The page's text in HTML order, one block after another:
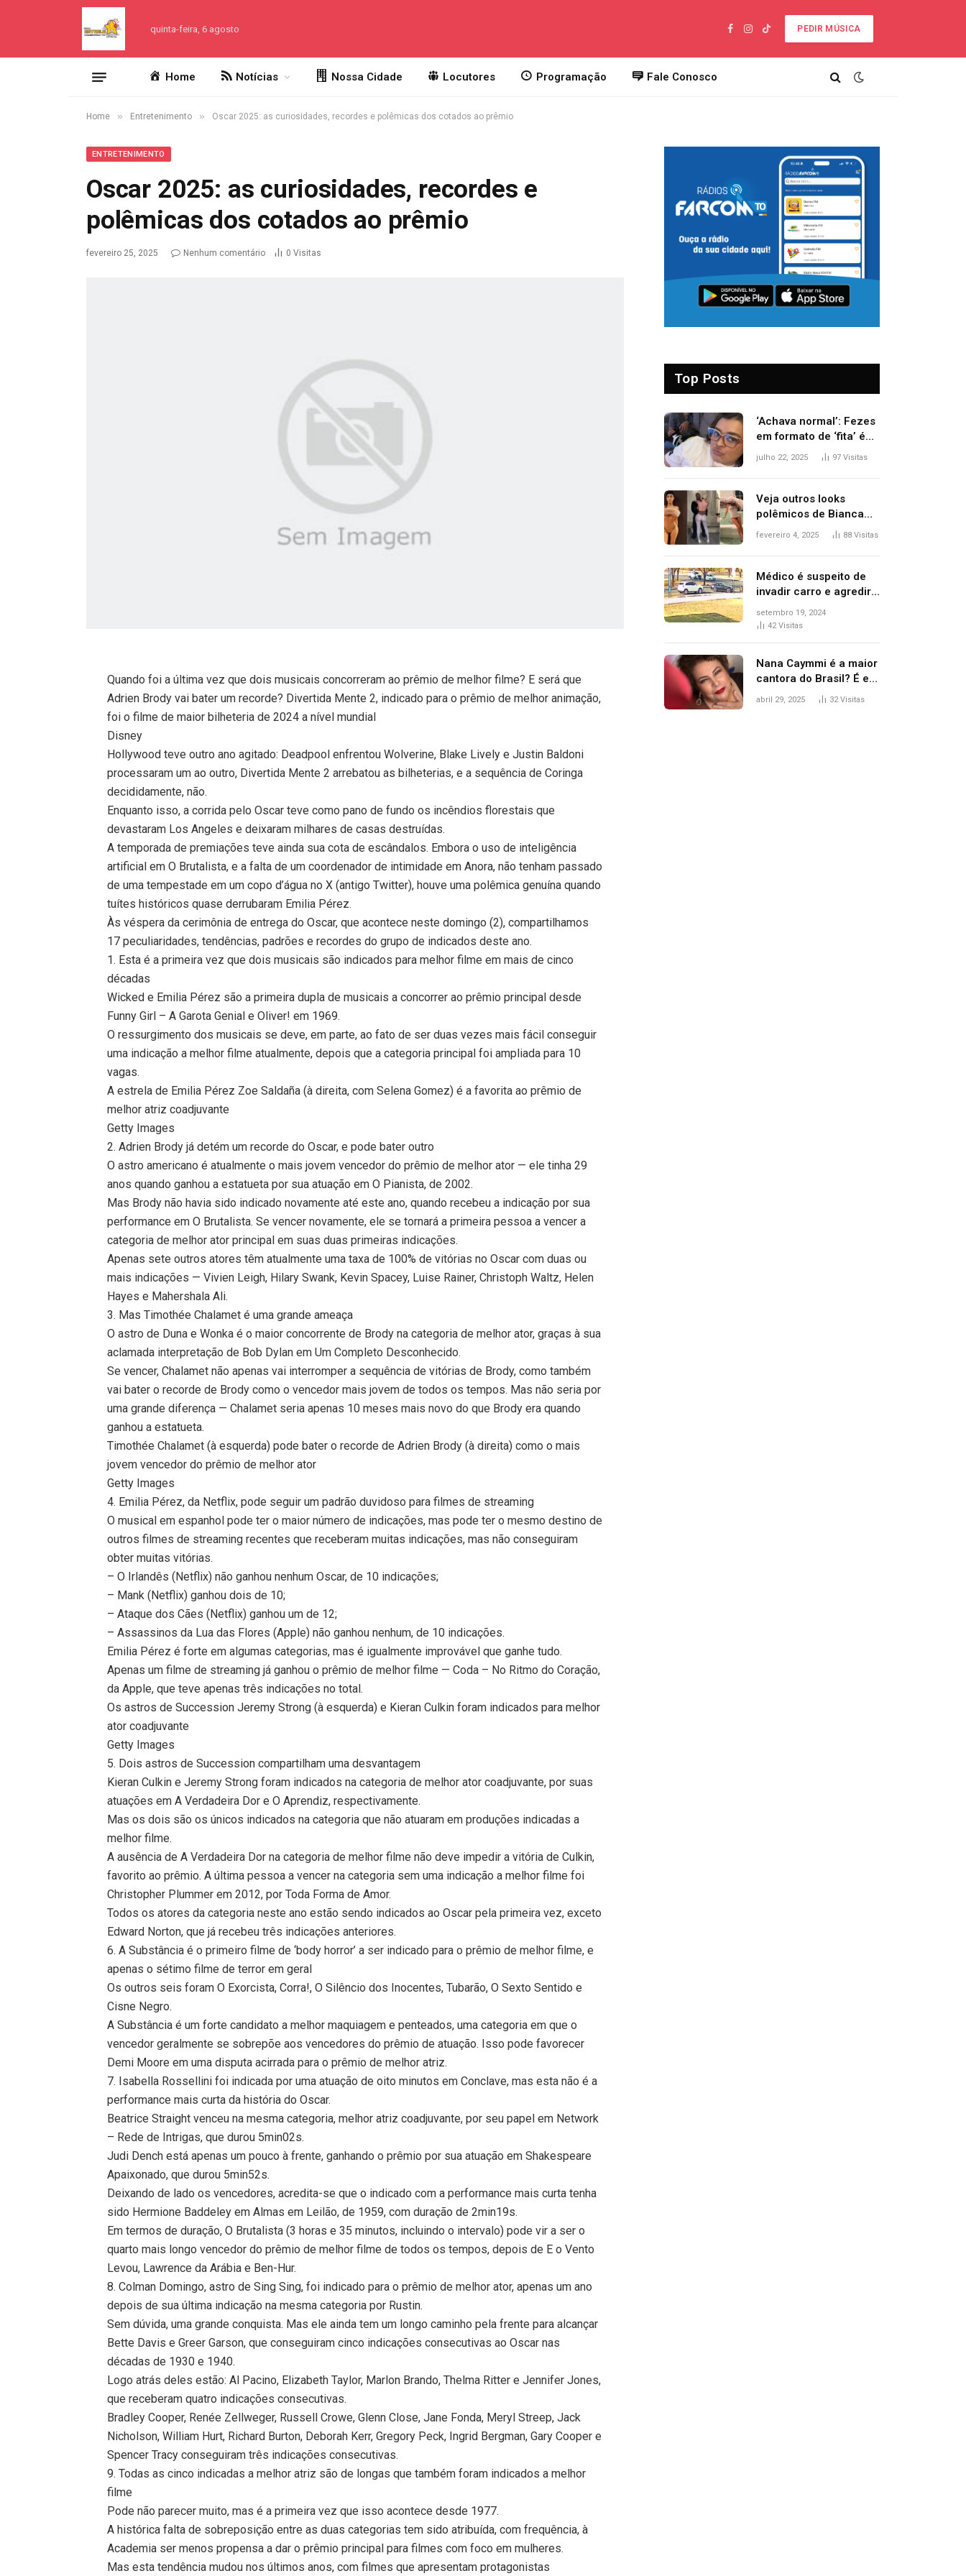
quinta-feira, 6 agosto
Facebook
Instagram
TikTok
PEDIR MÚSICA
Home Notícias Nossa Cidade Locutores Programação Fale Conosco
Home » Entretenimento » Oscar 2025: as curiosidades, recordes e polêmicas dos cotados ao prêmio
ENTRETENIMENTO
Oscar 2025: as curiosidades, recordes e
polêmicas dos cotados ao prêmio
fevereiro 25, 2025 Nenhum comentário 0 Visitas
Quando foi a última vez que dois musicais concorreram ao prêmio de melhor filme? E será que
Adrien Brody vai bater um recorde? Divertida Mente 2, indicado para o prêmio de melhor animação,
foi o filme de maior bilheteria de 2024 a nível mundial
Disney
Hollywood teve outro ano agitado: Deadpool enfrentou Wolverine, Blake Lively e Justin Baldoni
processaram um ao outro, Divertida Mente 2 arrebatou as bilheterias, e a sequência de Coringa
decididamente, não.
Enquanto isso, a corrida pelo Oscar teve como pano de fundo os incêndios florestais que
devastaram Los Angeles e deixaram milhares de casas destruídas.
A temporada de premiações teve ainda sua cota de escândalos. Embora o uso de inteligência
artificial em O Brutalista, e a falta de um coordenador de intimidade em Anora, não tenham passado
de uma tempestade em um copo d’água no X (antigo Twitter), houve uma polêmica genuína quando
tuítes históricos quase derrubaram Emilia Pérez.
Às véspera da cerimônia de entrega do Oscar, que acontece neste domingo (2), compartilhamos
17 peculiaridades, tendências, padrões e recordes do grupo de indicados deste ano.
1. Esta é a primeira vez que dois musicais são indicados para melhor filme em mais de cinco
décadas
Wicked e Emilia Pérez são a primeira dupla de musicais a concorrer ao prêmio principal desde
Funny Girl – A Garota Genial e Oliver! em 1969.
O ressurgimento dos musicais se deve, em parte, ao fato de ser duas vezes mais fácil conseguir
uma indicação a melhor filme atualmente, depois que a categoria principal foi ampliada para 10
vagas.
A estrela de Emilia Pérez Zoe Saldaña (à direita, com Selena Gomez) é a favorita ao prêmio de
melhor atriz coadjuvante
Getty Images
2. Adrien Brody já detém um recorde do Oscar, e pode bater outro
O astro americano é atualmente o mais jovem vencedor do prêmio de melhor ator — ele tinha 29
anos quando ganhou a estatueta por sua atuação em O Pianista, de 2002.
Mas Brody não havia sido indicado novamente até este ano, quando recebeu a indicação por sua
performance em O Brutalista. Se vencer novamente, ele se tornará a primeira pessoa a vencer a
categoria de melhor ator principal em suas duas primeiras indicações.
Apenas sete outros atores têm atualmente uma taxa de 100% de vitórias no Oscar com duas ou
mais indicações — Vivien Leigh, Hilary Swank, Kevin Spacey, Luise Rainer, Christoph Waltz, Helen
Hayes e Mahershala Ali.
3. Mas Timothée Chalamet é uma grande ameaça
O astro de Duna e Wonka é o maior concorrente de Brody na categoria de melhor ator, graças à sua
aclamada interpretação de Bob Dylan em Um Completo Desconhecido.
Se vencer, Chalamet não apenas vai interromper a sequência de vitórias de Brody, como também
vai bater o recorde de Brody como o vencedor mais jovem de todos os tempos. Mas não seria por
uma grande diferença — Chalamet seria apenas 10 meses mais novo do que Brody era quando
ganhou a estatueta.
Timothée Chalamet (à esquerda) pode bater o recorde de Adrien Brody (à direita) como o mais
jovem vencedor do prêmio de melhor ator
Getty Images
4. Emilia Pérez, da Netflix, pode seguir um padrão duvidoso para filmes de streaming
O musical em espanhol pode ter o maior número de indicações, mas pode ter o mesmo destino de
outros filmes de streaming recentes que receberam muitas indicações, mas não conseguiram
obter muitas vitórias.
– O Irlandês (Netflix) não ganhou nenhum Oscar, de 10 indicações;
– Mank (Netflix) ganhou dois de 10;
– Ataque dos Cães (Netflix) ganhou um de 12;
– Assassinos da Lua das Flores (Apple) não ganhou nenhum, de 10 indicações.
Emilia Pérez é forte em algumas categorias, mas é igualmente improvável que ganhe tudo.
Apenas um filme de streaming já ganhou o prêmio de melhor filme — Coda – No Ritmo do Coração,
da Apple, que teve apenas três indicações no total.
Os astros de Succession Jeremy Strong (à esquerda) e Kieran Culkin foram indicados para melhor
ator coadjuvante
Getty Images
5. Dois astros de Succession compartilham uma desvantagem
Kieran Culkin e Jeremy Strong foram indicados na categoria de melhor ator coadjuvante, por suas
atuações em A Verdadeira Dor e O Aprendiz, respectivamente.
Mas os dois são os únicos indicados na categoria que não atuaram em produções indicadas a
melhor filme.
A ausência de A Verdadeira Dor na categoria de melhor filme não deve impedir a vitória de Culkin,
favorito ao prêmio. A última pessoa a vencer na categoria sem uma indicação a melhor filme foi
Christopher Plummer em 2012, por Toda Forma de Amor.
Todos os atores da categoria neste ano estão sendo indicados ao Oscar pela primeira vez, exceto
Edward Norton, que já recebeu três indicações anteriores.
6. A Substância é o primeiro filme de ‘body horror’ a ser indicado para o prêmio de melhor filme, e
apenas o sétimo filme de terror em geral
Os outros seis foram O Exorcista, Corra!, O Silêncio dos Inocentes, Tubarão, O Sexto Sentido e
Cisne Negro.
A Substância é um forte candidato a melhor maquiagem e penteados, uma categoria em que o
vencedor geralmente se sobrepõe aos vencedores do prêmio de atuação. Isso pode favorecer
Demi Moore em uma disputa acirrada para o prêmio de melhor atriz.
7. Isabella Rossellini foi indicada por uma atuação de oito minutos em Conclave, mas esta não é a
performance mais curta da história do Oscar.
Beatrice Straight venceu na mesma categoria, melhor atriz coadjuvante, por seu papel em Network
– Rede de Intrigas, que durou 5min02s.
Judi Dench está apenas um pouco à frente, ganhando o prêmio por sua atuação em Shakespeare
Apaixonado, que durou 5min52s.
Deixando de lado os vencedores, acredita-se que o indicado com a performance mais curta tenha
sido Hermione Baddeley em Almas em Leilão, de 1959, com duração de 2min19s.
Em termos de duração, O Brutalista (3 horas e 35 minutos, incluindo o intervalo) pode vir a ser o
quarto mais longo vencedor do prêmio de melhor filme de todos os tempos, depois de E o Vento
Levou, Lawrence da Arábia e Ben-Hur.
8. Colman Domingo, astro de Sing Sing, foi indicado para o prêmio de melhor ator, apenas um ano
depois de sua última indicação na mesma categoria por Rustin.
Sem dúvida, uma grande conquista. Mas ele ainda tem um longo caminho pela frente para alcançar
Bette Davis e Greer Garson, que conseguiram cinco indicações consecutivas ao Oscar nas
décadas de 1930 e 1940.
Logo atrás deles estão: Al Pacino, Elizabeth Taylor, Marlon Brando, Thelma Ritter e Jennifer Jones,
que receberam quatro indicações consecutivas.
Bradley Cooper, Renée Zellweger, Russell Crowe, Glenn Close, Jane Fonda, Meryl Streep, Jack
Nicholson, William Hurt, Richard Burton, Deborah Kerr, Gregory Peck, Ingrid Bergman, Gary Cooper e
Spencer Tracy conseguiram três indicações consecutivas.
9. Todas as cinco indicadas a melhor atriz são de longas que também foram indicados a melhor
filme
Pode não parecer muito, mas é a primeira vez que isso acontece desde 1977.
A histórica falta de sobreposição entre as duas categorias tem sido atribuída, com frequência, à
Academia ser menos propensa a dar o prêmio principal para filmes com foco em mulheres.
Mas esta tendência mudou nos últimos anos, com filmes que apresentam protagonistas
Top Posts
‘Achava normal’: Fezes
em formato de ‘fita’ é
um dos alertas para
Gil
julho 22, 2025 97 Visitas
Veja outros looks
polêmicos de Bianca
Censori, esposa de
Grammy 2025
fevereiro 4, 2025 88 Visitas
Médico é suspeito de
invadir carro e agredir
delegado aposentado
durante confusão no
setembro 19, 2024
42Visitas
Nana Caymmi é a maior
cantora do Brasil? É e
não é…
abril 29, 2025 32Visitas